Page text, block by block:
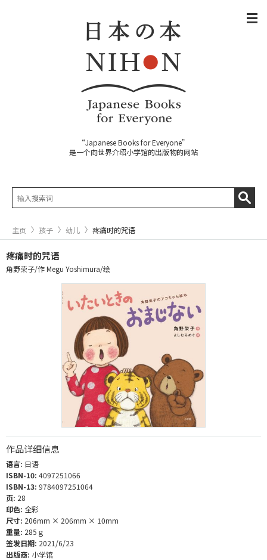
“Japanese Books for Everyone”
是一个向世界介绍小学馆的出版物的网站
主页 孩子 幼儿 疼痛时的咒语
疼痛时的咒语
角野荣子/作 Megu Yoshimura/绘
作品详细信息
语言: 日语
ISBN-10: 4097251066
ISBN-13: 9784097251064
页: 28
印色: 全彩
尺寸: 206mm × 206mm × 10mm
重量: 285ｇ
签发日期: 2021/6/23
出版商: 小学馆